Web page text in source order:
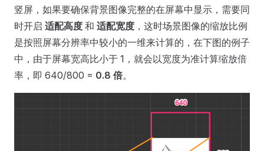
竖屏，如果要确保背景图像完整的在屏幕中显示，需要同
时开启 适配高度 和 适配宽度 ，这时场景图像的缩放比例
是按照屏幕分辨率中较小的一维来计算的，在下图的例子
中，由于屏幕宽高比小于 1，就会以宽度为准计算缩放倍
率，即 640/800 = 0.8 倍。